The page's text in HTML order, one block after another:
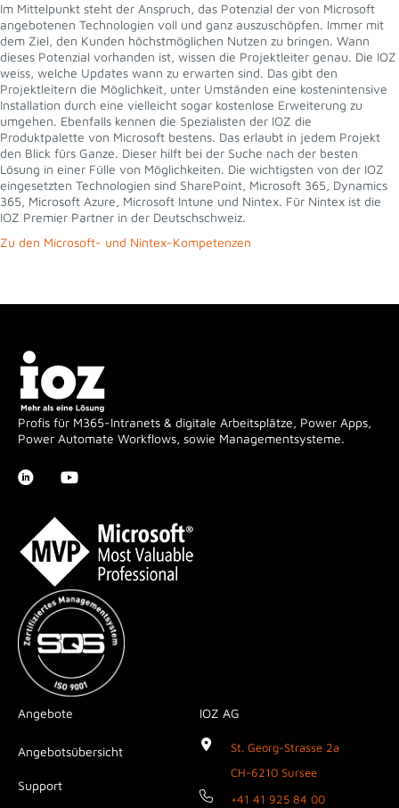
Im Mittelpunkt steht der Anspruch, das Potenzial der von Microsoft
angebotenen Technologien voll und ganz auszuschöpfen. Immer mit
dem Ziel, den Kunden höchstmöglichen Nutzen zu bringen. Wann
dieses Potenzial vorhanden ist, wissen die Projektleiter genau. Die IOZ
weiss, welche Updates wann zu erwarten sind. Das gibt den
Projektleitern die Möglichkeit, unter Umständen eine kostenintensive
Installation durch eine vielleicht sogar kostenlose Erweiterung zu
umgehen. Ebenfalls kennen die Spezialisten der IOZ die
Produktpalette von Microsoft bestens. Das erlaubt in jedem Projekt
den Blick fürs Ganze. Dieser hilft bei der Suche nach der besten
Lösung in einer Fülle von Möglichkeiten. Die wichtigsten von der IOZ
eingesetzten Technologien sind SharePoint, Microsoft 365, Dynamics
365, Microsoft Azure, Microsoft Intune und Nintex. Für Nintex ist die
IOZ Premier Partner in der Deutschschweiz.
Zu den Microsoft- und Nintex-Kompetenzen
Profis für M365-Intranets & digitale Arbeitsplätze, Power Apps,
Power Automate Workflows, sowie Managementsysteme.
Angebote
Angebotsübersicht
Support
IOZ AG
St. Georg-Strasse 2a
CH-6210 Sursee
+41 41 925 84 00